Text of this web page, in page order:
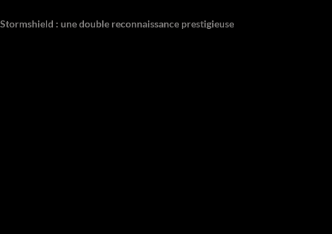
: une double reconnaissance prestigieuse